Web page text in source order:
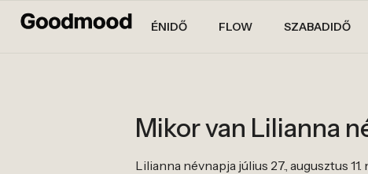
ÉNIDŐ FLOW SZABADIDŐ
Mikor van Lilianna
Lilianna névnapja július 27., augusztus 11.